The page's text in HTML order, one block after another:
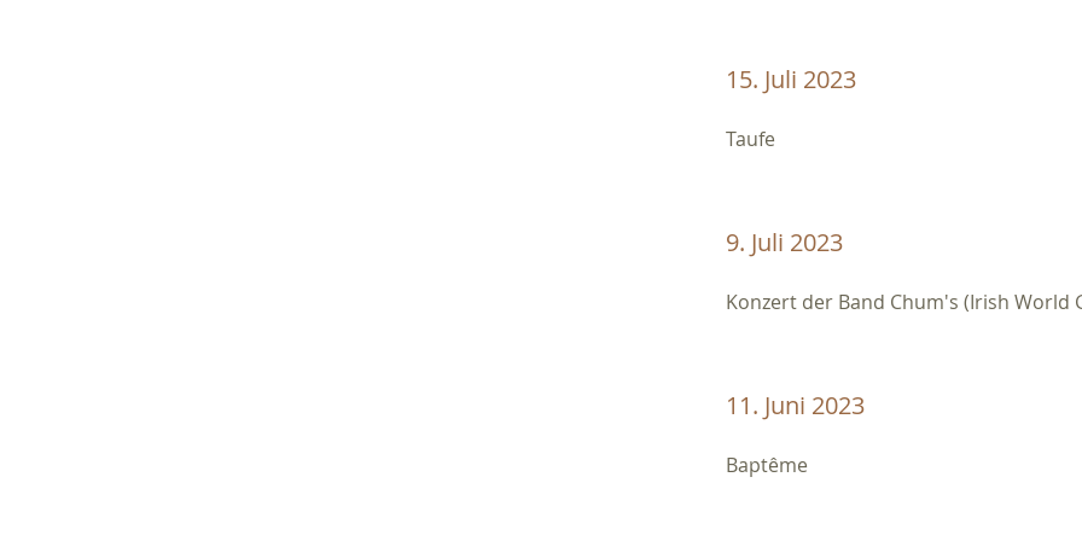
15. Juli 2023
Taufe
9. Juli 2023
Konzert der Band Chum's (Irish World
11. Juni 2023
Baptême